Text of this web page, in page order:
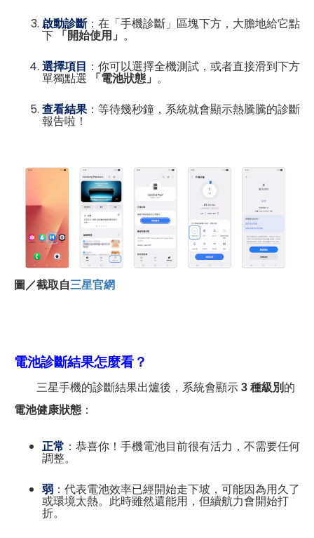
啟動診斷：在「手機診斷」區塊下方，大膽地給它點
下
「開始使用」 。
選擇項目
：你可以選擇全機測試，或者直接滑到下方
單獨點選
「電池狀態」 。
查看結果 ：等待幾秒鐘，系統就會顯示熱騰騰的診斷
報告啦！
圖／截取自三星官網
電池診斷結果怎麼看？
三星手機的診斷結果出爐後，系統會顯示 3 種級別 的
電池健康狀態 ：
正常 ：恭喜你！手機電池目前很有活力，不需要任何
調整。
弱 ：代表電池效率已經開始走下坡，可能因為用久了
或環境太熱。此時雖然還能用，但續航力會開始打
折。